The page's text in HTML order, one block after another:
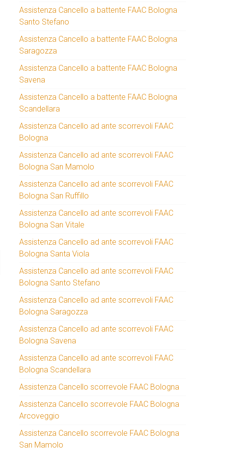
Assistenza Cancello a battente FAAC Bologna
Santo Stefano
Assistenza Cancello a battente FAAC Bologna
Saragozza
Assistenza Cancello a battente FAAC Bologna
Savena
Assistenza Cancello a battente FAAC Bologna
Scandellara
Assistenza Cancello ad ante scorrevoli FAAC
Bologna
Assistenza Cancello ad ante scorrevoli FAAC
Bologna San Mamolo
Assistenza Cancello ad ante scorrevoli FAAC
Bologna San Ruffillo
Assistenza Cancello ad ante scorrevoli FAAC
Bologna San Vitale
Assistenza Cancello ad ante scorrevoli FAAC
Bologna Santa Viola
Assistenza Cancello ad ante scorrevoli FAAC
Bologna Santo Stefano
Assistenza Cancello ad ante scorrevoli FAAC
Bologna Saragozza
Assistenza Cancello ad ante scorrevoli FAAC
Bologna Savena
Assistenza Cancello ad ante scorrevoli FAAC
Bologna Scandellara
Assistenza Cancello scorrevole FAAC Bologna
Assistenza Cancello scorrevole FAAC Bologna
Arcoveggio
Assistenza Cancello scorrevole FAAC Bologna
San Mamolo